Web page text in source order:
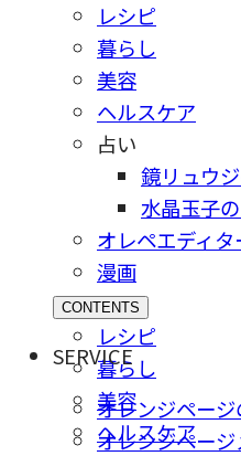
レシピ
暮らし
美容
ヘルスケア
占い
鏡リュウ
水晶玉子
オレペエディタ
漫画
CONTENTS
レシピ
暮らし
美容
ヘルスケア
SERVICE
オレンジペー
オレンジペー